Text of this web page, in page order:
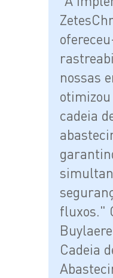
nossas
cadeia
fluxos."
Cadeia